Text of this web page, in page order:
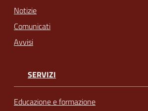
Notizie
Comunicati
Avvisi
SERVIZI
Educazione e formazione